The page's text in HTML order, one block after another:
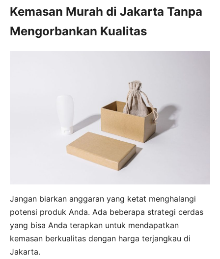
Kemasan Murah di Jakarta Tanpa
Mengorbankan Kualitas
Jangan biarkan anggaran yang ketat menghalangi
potensi produk Anda. Ada beberapa strategi cerdas
yang bisa Anda terapkan untuk mendapatkan
kemasan berkualitas dengan harga terjangkau di
Jakarta.